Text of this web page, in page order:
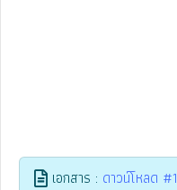
เอกสาร : ดาวน์โหลด #1